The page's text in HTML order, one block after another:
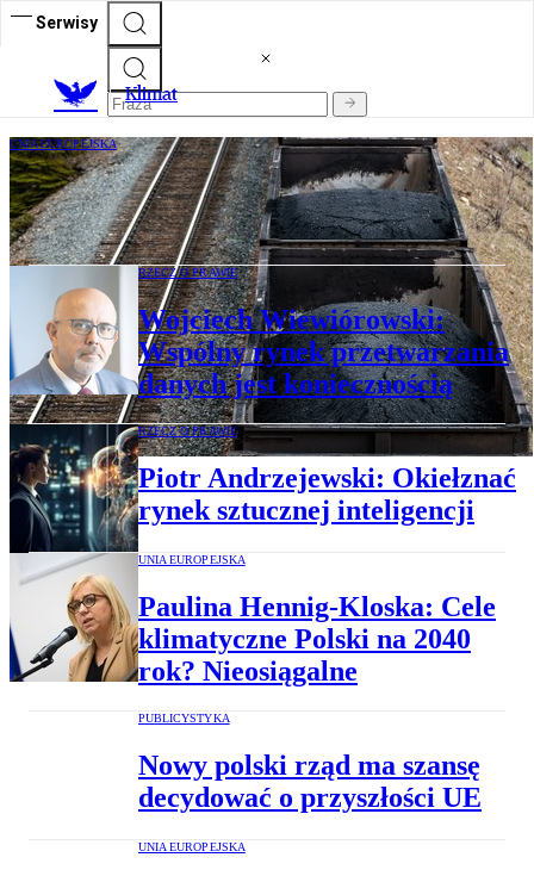
Serwisy
Klimat
UNIA EUROPEJSKA
Raport: UE promuje zrównoważone
inwestycje, ale finansuje spółki węglowe
RZECZ O PRAWIE
Wojciech Wiewiórowski:
Wspólny rynek przetwarzania
danych jest koniecznością
RZECZ O PRAWIE
Piotr Andrzejewski: Okiełznać
rynek sztucznej inteligencji
UNIA EUROPEJSKA
Paulina Hennig-Kloska: Cele
klimatyczne Polski na 2040
rok? Nieosiągalne
PUBLICYSTYKA
Nowy polski rząd ma szansę
decydować o przyszłości UE
UNIA EUROPEJSKA